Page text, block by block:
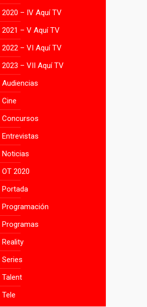
2020 – IV Aquí TV
2021 – V Aquí TV
2022 – VI Aquí TV
2023 – VII Aquí TV
Audiencias
Cine
Concursos
Entrevistas
Noticias
OT 2020
Portada
Programación
Programas
Reality
Series
Talent
Tele